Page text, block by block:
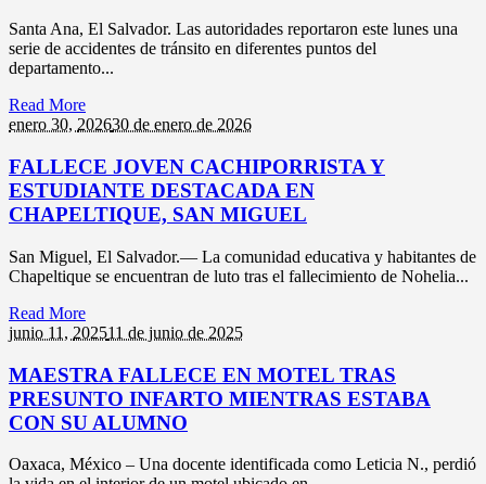
Santa Ana, El Salvador. Las autoridades reportaron este lunes una
serie de accidentes de tránsito en diferentes puntos del
departamento...
Read More
enero 30, 202630 de enero de 2026
FALLECE JOVEN CACHIPORRISTA Y
ESTUDIANTE DESTACADA EN
CHAPELTIQUE, SAN MIGUEL
San Miguel, El Salvador.— La comunidad educativa y habitantes de
Chapeltique se encuentran de luto tras el fallecimiento de Nohelia...
Read More
junio 11, 202511 de junio de 2025
MAESTRA FALLECE EN MOTEL TRAS
PRESUNTO INFARTO MIENTRAS ESTABA
CON SU ALUMNO
Oaxaca, México – Una docente identificada como Leticia N., perdió